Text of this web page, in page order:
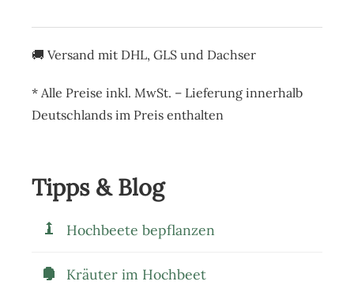
🚚 Versand mit DHL, GLS und Dachser
* Alle Preise inkl. MwSt. – Lieferung innerhalb
Deutschlands im Preis enthalten
Tipps & Blog
Hochbeete bepflanzen
Kräuter im Hochbeet